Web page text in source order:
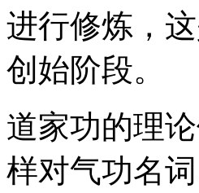
进行修炼，
创始阶段。
道家功的理
样对气功名